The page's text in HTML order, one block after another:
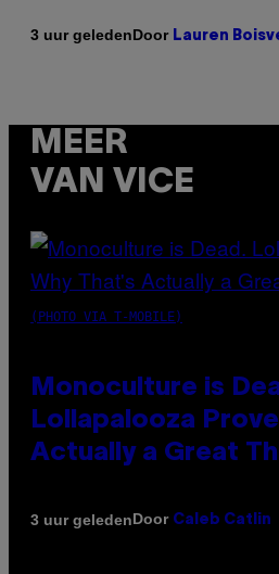
3 uur geledenDoor Lauren
MEER
VAN VICE
(PHOTO VIA T-MOBILE)
Monoculture is
Lollapalooza
Actually a Great
3 uur geledenDoor Caleb Catlin